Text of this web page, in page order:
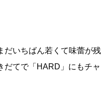
だいちばん若くて味蕾が残
だてで「HARD」にもチャ